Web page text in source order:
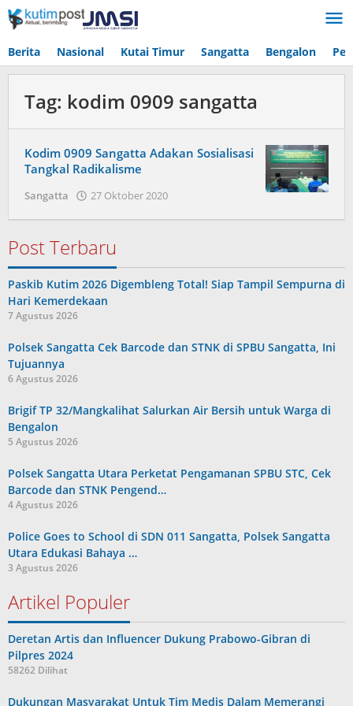
Lewati
ke
Berita Nasional Kutai Timur Sangatta Bengalon
Tag: kodim 0909 sangatta
Kodim 0909 Sangatta Adakan Sosialisasi
Tangkal Radikalisme
Sangatta 27 Oktober 2020
Post Terbaru
Paskib Kutim 2026 Digembleng Total! Siap Tampil Sempurna di
Hari Kemerdekaan
7 Agustus 2026
Polsek Sangatta Cek Barcode dan STNK di SPBU Sangatta, Ini
Tujuannya
6 Agustus 2026
Brigif TP 32/Mangkalihat Salurkan Air Bersih untuk Warga di
Bengalon
5 Agustus 2026
Polsek Sangatta Utara Perketat Pengamanan SPBU STC, Cek
Barcode dan STNK Pengend…
4 Agustus 2026
Police Goes to School di SDN 011 Sangatta, Polsek Sangatta
Utara Edukasi Bahaya …
3 Agustus 2026
Artikel Populer
Deretan Artis dan Influencer Dukung Prabowo-Gibran di
Pilpres 2024
58262 Dilihat
Dukungan Masyarakat Untuk Tim Medis Dalam Memerangi